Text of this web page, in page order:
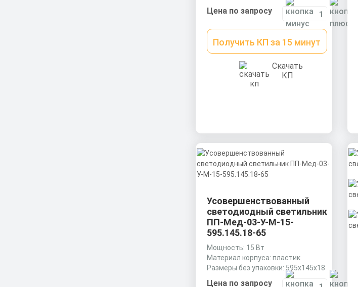
Размеры без упаковки: 500х127х84
мм
Цена по запросу
Получить КП за 15 минут
Скачать
КП
Усовершенствованный
светодиодный светильник
ПП-Мед-03-У-М-15-
595.145.18-65
Мощность: 15 Вт
Материал корпуса: пластик
Размеры без упаковки: 595х145х18
Цена по запросу